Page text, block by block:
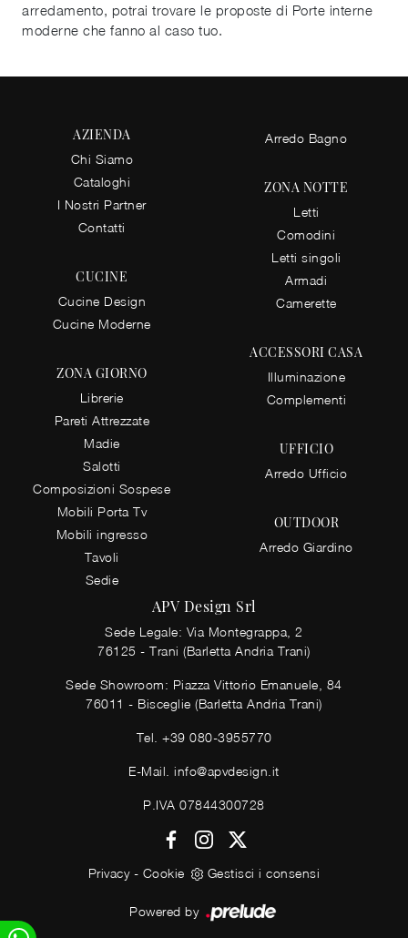
arredamento, potrai trovare le proposte di Porte interne
moderne che fanno al caso tuo.
AZIENDA
Chi Siamo
Cataloghi
I Nostri Partner
Contatti
CUCINE
Cucine Design
Cucine Moderne
ZONA GIORNO
Librerie
Pareti Attrezzate
Madie
Salotti
Composizioni Sospese
Mobili Porta Tv
Mobili ingresso
Tavoli
Sedie
Arredo Bagno
ZONA NOTTE
Letti
Comodini
Letti singoli
Armadi
Camerette
ACCESSORI CASA
Illuminazione
Complementi
UFFICIO
Arredo Ufficio
OUTDOOR
Arredo Giardino
APV Design Srl
Sede Legale: Via Montegrappa, 2
76125 - Trani (Barletta Andria Trani)
Sede Showroom: Piazza Vittorio Emanuele, 84
76011 - Bisceglie (Barletta Andria Trani)
Tel. +39 080-3955770
E-Mail.info@apvdesign.it
P.IVA 07844300728
Privacy- Cookie Gestisci i consensi
Powered by